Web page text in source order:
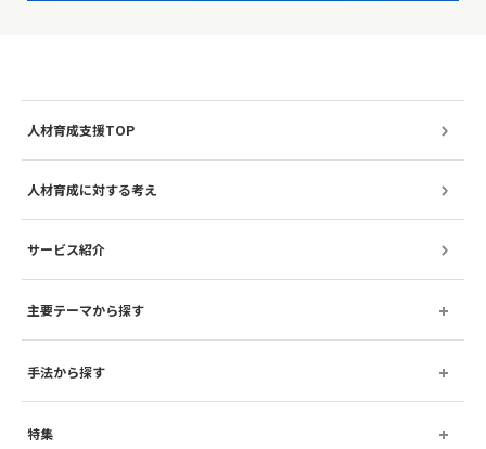
人材育成支援TOP
人材育成に対する考え
サービス紹介
主要テーマから探す
手法から探す
特集